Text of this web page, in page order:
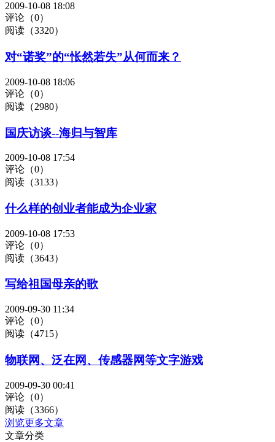
2009-10-08 18:08
评论（0）
阅读（3320）
对“诺奖”的“怅然若失”从何而来？
2009-10-08 18:06
评论（0）
阅读（2980）
国庆访谈--海归与智库
2009-10-08 17:54
评论（0）
阅读（3133）
什么样的创业者能成为企业家
2009-10-08 17:53
评论（0）
阅读（3643）
写给祖国母亲的歌
2009-09-30 11:34
评论（0）
阅读（4715）
物联网、泛在网、传感器网等文字游戏
2009-09-30 00:41
评论（0）
阅读（3366）
浏览更多文章
文章分类